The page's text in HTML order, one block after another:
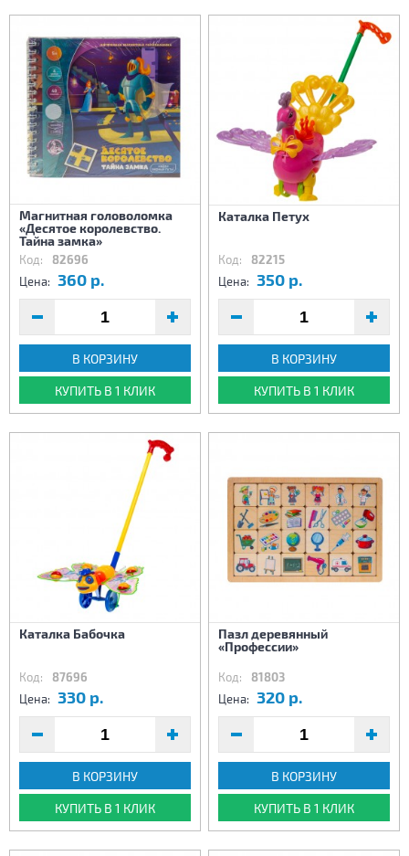
Магнитная головоломка
«Десятое королевство.
Тайна замка»
Код: 82696
Цена: 360 р.
В КОРЗИНУ
КУПИТЬ В 1 КЛИК
Каталка Петух
Код: 82215
Цена: 350 р.
В КОРЗИНУ
КУПИТЬ В 1 КЛИК
Каталка Бабочка
Код: 87696
Цена: 330 р.
В КОРЗИНУ
КУПИТЬ В 1 КЛИК
Пазл деревянный
«Профессии»
Код: 81803
Цена: 320 р.
В КОРЗИНУ
КУПИТЬ В 1 КЛИК